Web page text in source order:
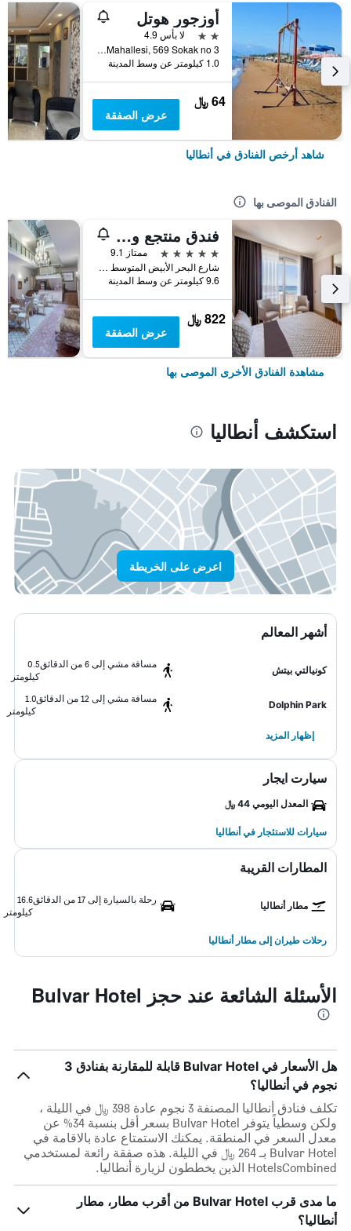
أوزجور هوتل
2 نجمتين
لا بأس 4.9
Muratpasa Mahallesi, 569 Sokak no 3, أنطاليا, تركيا
1.0 كيلومتر عن وسط المدينة
64 ﷼
عرض الصفقة
شاهد أرخص الفنادق في أنطاليا
الفنادق الموصى بها
فندق منتجع وسبا بورتو بيلو
5 نجوم
ممتاز 9.1
شارع البحر الأبيض المتوسط شارع رقم 6, أنطاليا, تركيا
9.6 كيلومتر عن وسط المدينة
822 ﷼
عرض الصفقة
مشاهدة الفنادق الأخرى الموصى بها
استكشف أنطاليا
اعرض على الخريطة
أشهر المعالم
كونيالتي بيتش
مسافة مشي إلى 6 من الدقائق
0.5
كيلومتر
Dolphin Park
مسافة مشي إلى 12 من الدقائق
1.0
كيلومتر
إظهار المزيد
سيارت ايجار
المعدل اليومي 44 ﷼
سيارات للاستئجار في أنطاليا
المطارات القريبة
مطار أنطاليا
رحلة بالسيارة إلى 17 من الدقائق
16.6
كيلومتر
رحلات طيران إلى مطار أنطاليا
الأسئلة الشائعة عند حجز Bulvar Hotel
هل الأسعار في Bulvar Hotel قابلة للمقارنة بفنادق 3
نجوم في أنطاليا؟
تكلف فنادق أنطاليا المصنفة 3 نجوم عادة 398 ﷼ في الليلة ،
ولكن وسطياً يتوفر Bulvar Hotel بسعر أقل بنسبة 34% عن
معدل السعر في المنطقة. يمكنك الاستمتاع عادة بالاقامة في
Bulvar Hotel بـ 264 ﷼ في الليلة. هذه صفقة رائعة لمستخدمي
HotelsCombined الذين يخططون لزيارة أنطاليا.
ما مدى قرب Bulvar Hotel من أقرب مطار، مطار
أنطاليا؟